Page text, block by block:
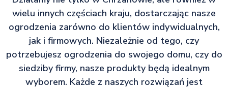
wielu innych częściach kraju, dostarczając nasze
ogrodzenia zarówno do klientów indywidualnych,
jak i firmowych. Niezależnie od tego, czy
potrzebujesz ogrodzenia do swojego domu, czy do
siedziby firmy, nasze produkty będą idealnym
wyborem. Każde z naszych rozwiązań jest